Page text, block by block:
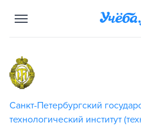
Санкт-Петербургский
технологический институт